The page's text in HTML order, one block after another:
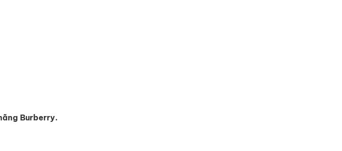
Burberry.